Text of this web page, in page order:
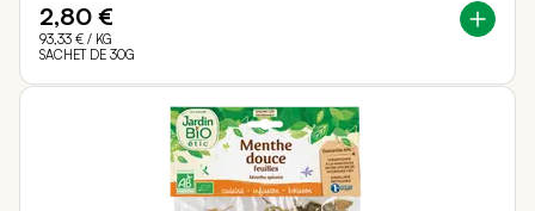
2,80 €
93,33 € / KG
SACHET DE 30G